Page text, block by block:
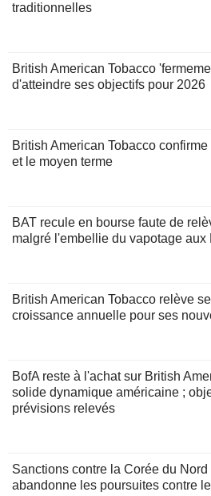
traditionnelles
British American Tobacco
d'atteindre ses objectifs pour 2026
British American Tobacco
et le moyen terme
BAT recule en bourse faute de
malgré l'embellie du vapotage aux
British American Tobacco relève
croissance annuelle pour ses
BofA reste à l'achat sur British
solide dynamique américaine ;
prévisions relevés
Sanctions contre la Corée du
abandonne les poursuites contre